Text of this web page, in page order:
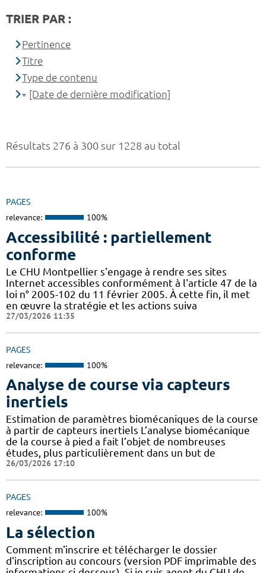
Résultats 276 à 300 sur 1228 au total
PAGES
relevance: 100%
Accessibilité : partiellement
conforme
Le CHU Montpellier s'engage à rendre ses sites
Internet accessibles conformément à l'article 47 de la
loi n° 2005-102 du 11 février 2005. À cette fin, il met
en œuvre la stratégie et les actions suiva
27/03/2026 11:35
PAGES
relevance: 100%
Analyse de course via capteurs
inertiels
Estimation de paramètres biomécaniques de la course
à partir de capteurs inertiels L’analyse biomécanique
de la course à pied a fait l’objet de nombreuses
études, plus particulièrement dans un but de
26/03/2026 17:10
PAGES
relevance: 100%
La sélection
Comment m'inscrire et télécharger le dossier
d'inscription au concours (version PDF imprimable des
TRIER PAR :
Pertinence
Titre
Type de contenu
[Date de dernière modification]